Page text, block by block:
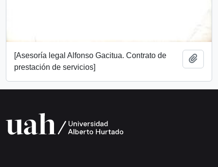
[Asesoría legal Alfonso Gacitua. Contrato de
prestación de servicios]